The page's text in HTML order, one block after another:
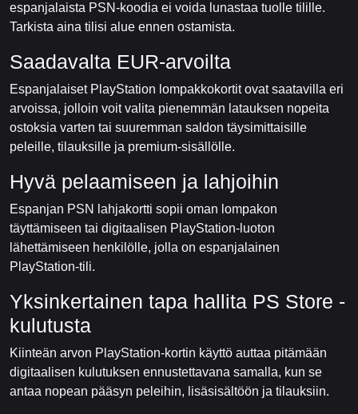
espanjalaista PSN-koodia ei voida lunastaa tuolle tilille.
Tarkista aina tilisi alue ennen ostamista.
Saadavalta EUR-arvoilta
Espanjalaiset PlayStation lompakkokortit ovat saatavilla eri
arvoissa, jolloin voit valita pienemmän latauksen nopeita
ostoksia varten tai suuremman saldon täysimittaisille
peleille, tilauksille ja premium-sisällölle.
Hyvä pelaamiseen ja lahjoihin
Espanjan PSN lahjakortti sopii oman lompakon
täyttämiseen tai digitaalisen PlayStation-luoton
lähettämiseen henkilölle, jolla on espanjalainen
PlayStation-tili.
Yksinkertainen tapa hallita PS Store -
kulutusta
Kiinteän arvon PlayStation-kortin käyttö auttaa pitämään
digitaalisen kulutuksen ennustettavana samalla, kun se
antaa nopean pääsyn peleihin, lisäsisältöön ja tilauksiin.